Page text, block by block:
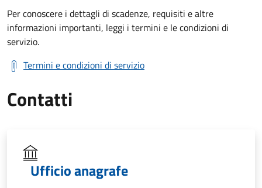
Per conoscere i dettagli di scadenze, requisiti e altre
informazioni importanti, leggi i termini e le condizioni di
servizio.
Termini e condizioni di servizio
Contatti
Ufficio anagrafe